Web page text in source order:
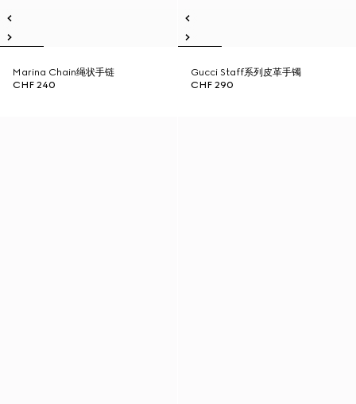
Marina Chain绳状手链
CHF 240
Gucci Staff系列皮革手镯
CHF 290